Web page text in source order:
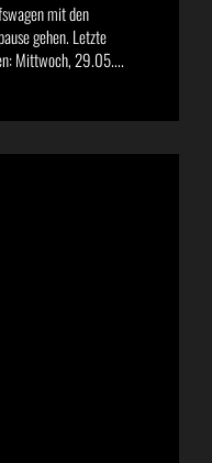
mit den
gehen. Letzte
Mittwoch, 29.05....